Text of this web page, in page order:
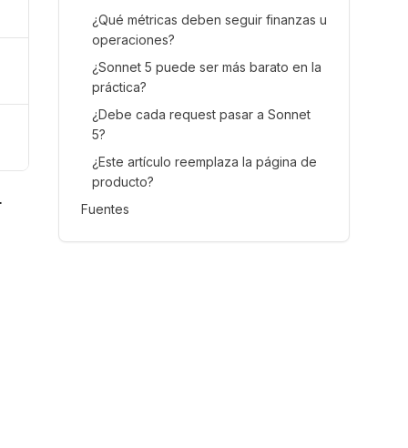
¿Qué métricas deben seguir finanzas u
operaciones?
¿Sonnet 5 puede ser más barato en la
práctica?
¿Debe cada request pasar a Sonnet
5?
¿Este artículo reemplaza la página de
producto?
Fuentes